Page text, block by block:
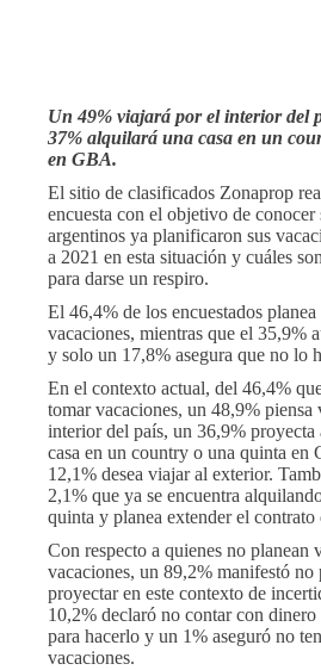
Un 49% viajará por el interior del
37% alquilará una casa en un
en GBA.
El sitio de clasificados Zonaprop
encuesta con el objetivo de conocer
argentinos ya planificaron sus
a 2021 en esta situación y cuáles
para darse un respiro.
El 46,4% de los encuestados planea
vacaciones, mientras que el 35,9%
y solo un 17,8% asegura que no lo
En el contexto actual, del 46,4%
tomar vacaciones, un 48,9% piensa
interior del país, un 36,9% proyecta
casa en un country o una quinta en
12,1% desea viajar al exterior.
2,1% que ya se encuentra
quinta y planea extender el contrato
Con respecto a quienes no planean
vacaciones, un 89,2% manifestó no
proyectar en este contexto de
10,2% declaró no contar con
para hacerlo y un 1% aseguró no
vacaciones.